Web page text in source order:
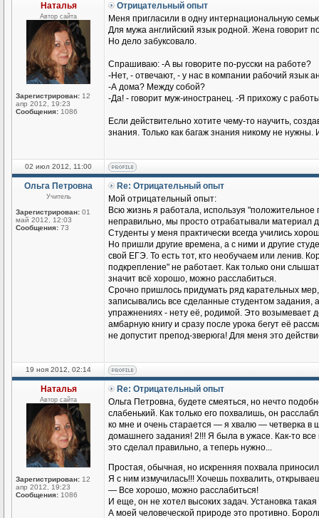
Наталья
Автор сайта
Зарегистрирован: 12
апр 2012, 19:23
Сообщения: 1086
Отрицательный опыт
Меня пригласили в одну интернациональную
Для мужа английский язык родной. Жена говорит
Но дело забуксовало.
Спрашиваю: -А вы говорите по-русски на работе?
-Нет, - отвечают, - у нас в компании рабочий язык
-А дома? Между собой?
-Да! - говорит муж-иностранец. -Я прихожу с
Если действительно хотите чему-то научить,
знания. Только как багаж знания никому не
02 июл 2012, 11:00
Ольга Петровна
Учитель
Зарегистрирован: 01
май 2012, 12:03
Сообщения: 73
Re: Отрицательный опыт
Мой отрицательный опыт:
Всю жизнь я работала, используя "положительное
неправильно, мы просто отрабатывали материал
Студенты у меня практически всегда учились
Но пришли другие времена, а с ними и другие
свой ЕГЭ. То есть тот, кто необучаем или ленив.
подкрепление" не работает. Как только они
значит всё хорошо, можно расслабиться.
Срочно пришлось придумать ряд карательных
записывались все сделанные студентом задания,
упражнениях - нету её, родимой. Это возымевает
амбарную книгу и сразу после урока бегут её
не допустит препод-зверюга! Для меня это
19 ноя 2012, 02:14
Наталья
Автор сайта
Зарегистрирован: 12
апр 2012, 19:23
Сообщения: 1086
Re: Отрицательный опыт
Ольга Петровна, будете смеяться, но нечто
слабенький. Как только его похвалишь, он
ко мне и очень старается — я хвалю — четверка
домашнего задания! 2!!! Я была в ужасе. Как-то
это сделал правильно, а теперь нужно...
Простая, обычная, но искренняя похвала
Я с ним измучилась!!! Хочешь похвалить,
— Все хорошо, можно расслабиться!
И еще, он не хотел высоких задач. Установка
А моей человеческой природе это противно.